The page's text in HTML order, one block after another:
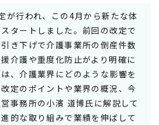
が行われ、この4月から新たな体
タートしました。前回の改定で
き下げで介護事業所の倒産件数
介護や重度化防止がより明確に
、介護業界にどのような影響を
定のポイントや業界の概況、今
事務所の小濱 道博氏に解説して
的な取り組みで業績を伸ばして